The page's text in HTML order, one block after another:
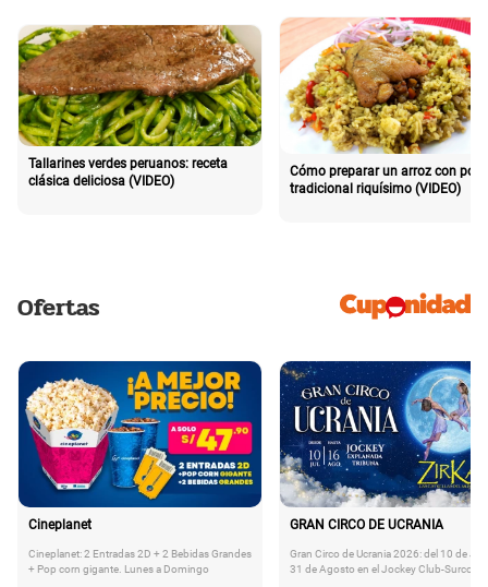
Tallarines verdes peruanos: receta
clásica deliciosa (VIDEO)
Cómo preparar un arroz con pollo
tradicional riquísimo (VIDEO)
Ofertas
Cineplanet
Cineplanet: 2 Entradas 2D + 2 Bebidas Grandes
+ Pop corn gigante. Lunes a Domingo
GRAN CIRCO DE UCRANIA
Gran Circo de Ucrania 2026: del 10 de
31 de Agosto en el Jockey Club-Surco